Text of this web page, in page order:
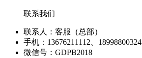
联系我们
联系人：客服（总部）
手机：13676211112、18998800324
微信号：GDPB2018